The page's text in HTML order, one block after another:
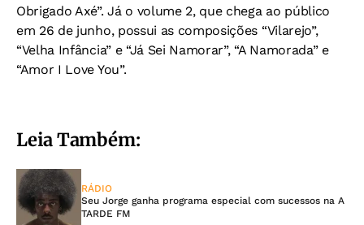
Obrigado Axé”. Já o volume 2, que chega ao público
em 26 de junho, possui as composições “Vilarejo”,
“Velha Infância” e “Já Sei Namorar”, “A Namorada” e
“Amor I Love You”.
Leia Também:
RÁDIO
Seu Jorge ganha programa especial com sucessos na A
TARDE FM